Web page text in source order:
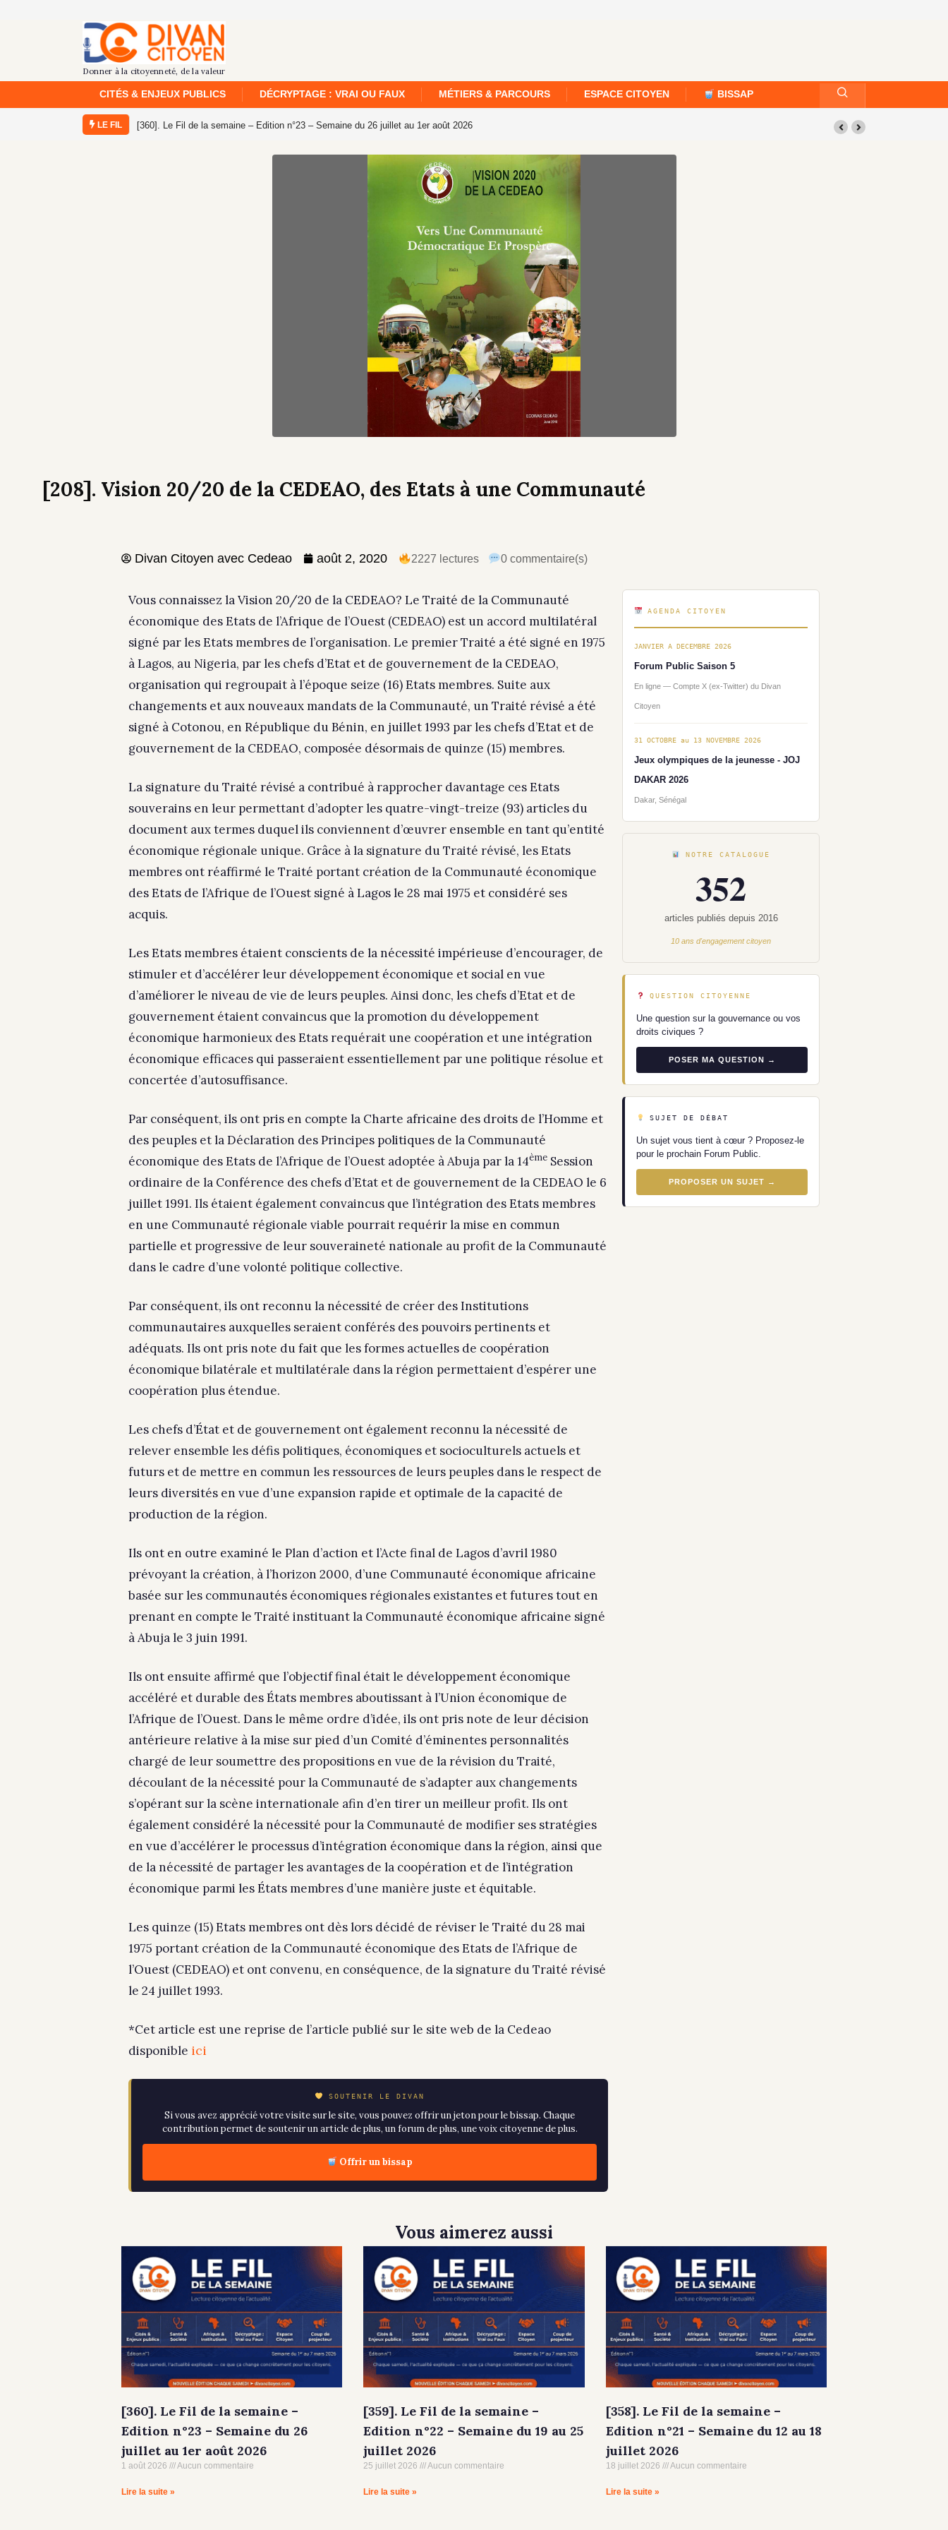
CITÉS & ENJEUX PUBLICS DÉCRYPTAGE : VRAI OU FAUX MÉTIERS & PARCOURS ESPACE CITOYEN BISSAP
LE FIL [360]. Le Fil de la semaine – Edition n°23 – Semaine du 26 juillet au 1er août 2026
[208]. Vision 20/20 de la CEDEAO, des Etats à une Communauté
Divan Citoyen avec Cedeao août 2, 2020 2227 lectures 0 commentaire(s)
Vous connaissez la Vision 20/20 de la CEDEAO? Le Traité de la Communauté
économique des Etats de l’Afrique de l’Ouest (CEDEAO) est un accord multilatéral
signé par les Etats membres de l’organisation. Le premier Traité a été signé en 1975
à Lagos, au Nigeria, par les chefs d’Etat et de gouvernement de la CEDEAO,
organisation qui regroupait à l’époque seize (16) Etats membres. Suite aux
changements et aux nouveaux mandats de la Communauté, un Traité révisé a été
signé à Cotonou, en République du Bénin, en juillet 1993 par les chefs d’Etat et de
gouvernement de la CEDEAO, composée désormais de quinze (15) membres.
La signature du Traité révisé a contribué à rapprocher davantage ces Etats
souverains en leur permettant d’adopter les quatre-vingt-treize (93) articles du
document aux termes duquel ils conviennent d’œuvrer ensemble en tant qu’entité
économique régionale unique. Grâce à la signature du Traité révisé, les Etats
membres ont réaffirmé le Traité portant création de la Communauté économique
des Etats de l’Afrique de l’Ouest signé à Lagos le 28 mai 1975 et considéré ses
acquis.
Les Etats membres étaient conscients de la nécessité impérieuse d’encourager, de
stimuler et d’accélérer leur développement économique et social en vue
d’améliorer le niveau de vie de leurs peuples. Ainsi donc, les chefs d’Etat et de
gouvernement étaient convaincus que la promotion du développement
économique harmonieux des Etats requérait une coopération et une intégration
économique efficaces qui passeraient essentiellement par une politique résolue et
concertée d’autosuffisance.
Par conséquent, ils ont pris en compte la Charte africaine des droits de l’Homme et
des peuples et la Déclaration des Principes politiques de la Communauté
économique des Etats de l’Afrique de l’Ouest adoptée à Abuja par la 14ème Session
ordinaire de la Conférence des chefs d’Etat et de gouvernement de la CEDEAO le 6
juillet 1991. Ils étaient également convaincus que l’intégration des Etats membres
en une Communauté régionale viable pourrait requérir la mise en commun
partielle et progressive de leur souveraineté nationale au profit de la Communauté
dans le cadre d’une volonté politique collective.
Par conséquent, ils ont reconnu la nécessité de créer des Institutions
communautaires auxquelles seraient conférés des pouvoirs pertinents et
adéquats. Ils ont pris note du fait que les formes actuelles de coopération
économique bilatérale et multilatérale dans la région permettaient d’espérer une
coopération plus étendue.
Les chefs d’État et de gouvernement ont également reconnu la nécessité de
relever ensemble les défis politiques, économiques et socioculturels actuels et
futurs et de mettre en commun les ressources de leurs peuples dans le respect de
leurs diversités en vue d’une expansion rapide et optimale de la capacité de
production de la région.
Ils ont en outre examiné le Plan d’action et l’Acte final de Lagos d’avril 1980
prévoyant la création, à l’horizon 2000, d’une Communauté économique africaine
basée sur les communautés économiques régionales existantes et futures tout en
prenant en compte le Traité instituant la Communauté économique africaine signé
à Abuja le 3 juin 1991.
Ils ont ensuite affirmé que l’objectif final était le développement économique
accéléré et durable des États membres aboutissant à l’Union économique de
l’Afrique de l’Ouest. Dans le même ordre d’idée, ils ont pris note de leur décision
antérieure relative à la mise sur pied d’un Comité d’éminentes personnalités
chargé de leur soumettre des propositions en vue de la révision du Traité,
découlant de la nécessité pour la Communauté de s’adapter aux changements
s’opérant sur la scène internationale afin d’en tirer un meilleur profit. Ils ont
également considéré la nécessité pour la Communauté de modifier ses stratégies
en vue d’accélérer le processus d’intégration économique dans la région, ainsi que
de la nécessité de partager les avantages de la coopération et de l’intégration
économique parmi les États membres d’une manière juste et équitable.
Les quinze (15) Etats membres ont dès lors décidé de réviser le Traité du 28 mai
1975 portant création de la Communauté économique des Etats de l’Afrique de
l’Ouest (CEDEAO) et ont convenu, en conséquence, de la signature du Traité révisé
le 24 juillet 1993.
*Cet article est une reprise de l’article publié sur le site web de la Cedeao
disponible ici
SOUTENIR LE DIVAN
Si vous avez apprécié votre visite sur le site, vous pouvez offrir un jeton pour le bissap. Chaque
contribution permet de soutenir un article de plus, un forum de plus, une voix citoyenne de plus.
Offrir un bissap
AGENDA CITOYEN
JANVIER A DECEMBRE 2026
Forum Public Saison 5
En ligne — Compte X (ex-Twitter) du Divan
Citoyen
31 OCTOBRE au 13 NOVEMBRE 2026
Jeux olympiques de la jeunesse - JOJ
DAKAR 2026
Dakar, Sénégal
NOTRE CATALOGUE
352
articles publiés depuis 2016
10 ans d'engagement citoyen
QUESTION CITOYENNE
Une question sur la gouvernance ou vos
droits civiques ?
POSER MA QUESTION →
SUJET DE DÉBAT
Un sujet vous tient à cœur ? Proposez-le
pour le prochain Forum Public.
PROPOSER UN SUJET →
Vous aimerez aussi
[360]. Le Fil de la semaine –
Edition n°23 – Semaine du 26
juillet au 1er août 2026
1 août 2026 Aucun commentaire
Lire la suite »
[359]. Le Fil de la semaine –
Edition n°22 – Semaine du 19 au 25
juillet 2026
25 juillet 2026 Aucun commentaire
Lire la suite »
[358]. Le Fil de la semaine –
Edition n°21 – Semaine du 12 au 18
juillet 2026
18 juillet 2026 Aucun commentaire
Lire la suite »